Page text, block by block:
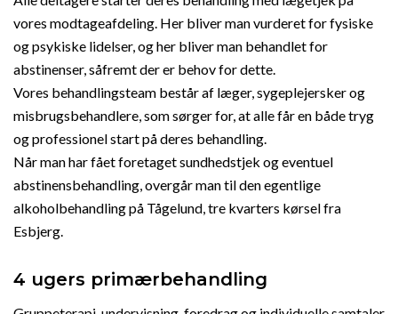
vores modtageafdeling. Her bliver man vurderet for fysiske
og psykiske lidelser, og her bliver man behandlet for
abstinenser, såfremt der er behov for dette.
Vores behandlingsteam består af læger, sygeplejersker og
misbrugsbehandlere, som sørger for, at alle får en både tryg
og professionel start på deres behandling.
Når man har fået foretaget sundhedstjek og eventuel
abstinensbehandling, overgår man til den egentlige
alkoholbehandling på Tågelund, tre kvarters kørsel fra
Esbjerg.
4 ugers primærbehandling